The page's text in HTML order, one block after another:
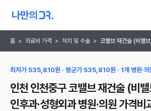
홈 > 의료비 가격 > 처치 및 수술 > 코밸브 재건술 (비밸
최저가 535,810원 · 평균가 535,810원 · 1개 병원·의
인천 인천중구 코밸브 재건술 (비
인후과·성형외과 병원·의원가격비